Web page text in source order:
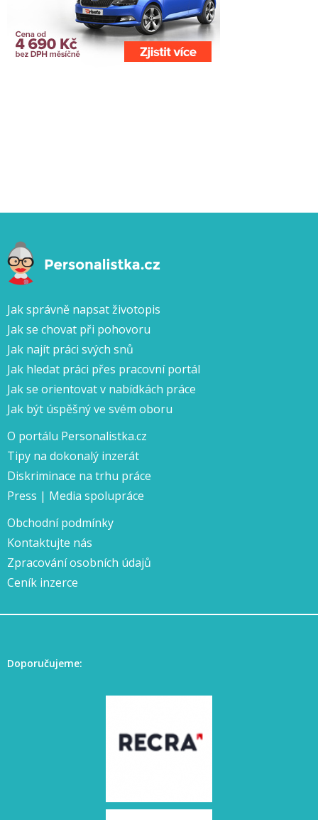
Jak správně napsat životopis
Jak se chovat při pohovoru
Jak najít práci svých snů
Jak hledat práci přes pracovní portál
Jak se orientovat v nabídkách práce
Jak být úspěšný ve svém oboru
O portálu Personalistka.cz
Tipy na dokonalý inzerát
Diskriminace na trhu práce
Press | Media spolupráce
Obchodní podmínky
Kontaktujte nás
Zpracování osobních údajů
Ceník inzerce
Doporučujeme: